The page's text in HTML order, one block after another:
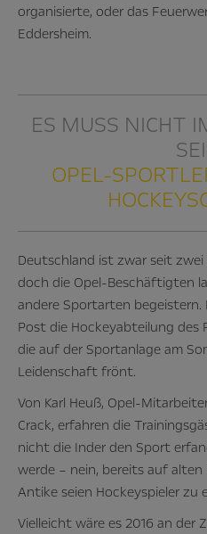
organisierte, oder das
Eddersheim.
ES MUSS NICHT
EIN
OPEL-
Deutschland ist zwar seit
doch die Opel-Beschäftigten
andere Sportarten begeistern.
Post die Hockeyabteilung des
die auf der Sportanlage am
Leidenschaft frönt.
Von Karl Heuß, Opel-
Crack, erfahren die
nicht die Inder den Sport
werde – nein, bereits auf alten
Antike seien Hockeyspieler zu
Vielleicht wäre es 2016 an der